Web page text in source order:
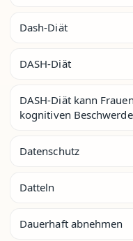
Dash-Diät
DASH-Diät
DASH-Diät kann
kognitiven
Datenschutz
Datteln
Dauerhaft abnehmen